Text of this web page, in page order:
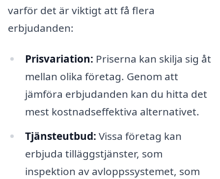
varför det är viktigt att få flera
erbjudanden:
Prisvariation: Priserna kan skilja sig åt
mellan olika företag. Genom att
jämföra erbjudanden kan du hitta det
mest kostnadseffektiva alternativet.
Tjänsteutbud: Vissa företag kan
erbjuda tilläggstjänster, som
inspektion av avloppssystemet, som